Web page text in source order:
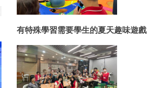
有特殊學習需要學生的夏天趣味遊戲